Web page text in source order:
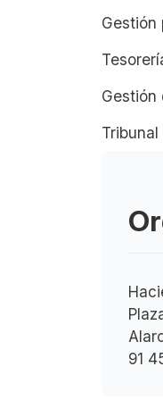
Gestión
Gestión
91